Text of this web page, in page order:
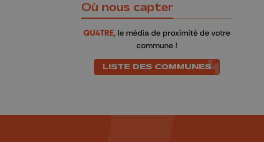
Où nous capter
QU4TRE, le média de proximité de votre
commune !
LISTE DES COMMUNES